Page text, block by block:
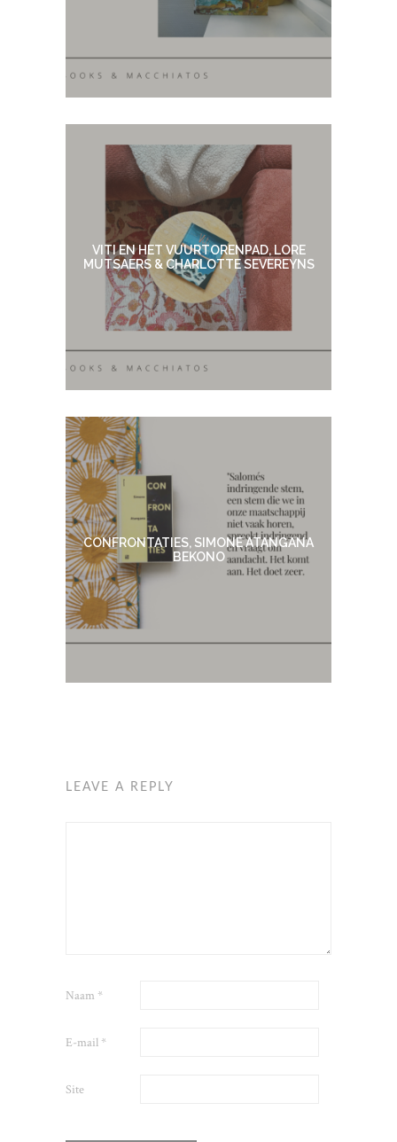
VITI EN HET VUURTORENPAD, LORE
MUTSAERS & CHARLOTTE SEVEREYNS
CONFRONTATIES, SIMONE ATANGANA
BEKONO
LEAVE A REPLY
Naam *
E-mail *
Site